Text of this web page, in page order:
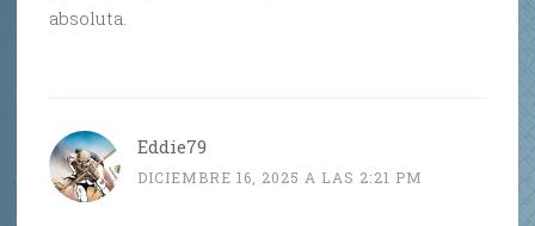
absoluta.
Eddie79
DICIEMBRE 16, 2025 A LAS 2:21 PM